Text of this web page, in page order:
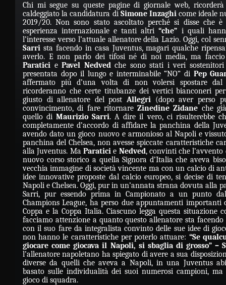
Chi mi segue su queste pagine di giornale web,
caldeggiato la candidatura di Simone Inzaghicome ideale
2019/20. Non sono stato ascoltato perché si disse che
esperienza internazionale e tanti altri“che” i quali
l’interesse verso l’attuale allenatore della Lazio. Oggi, col
Sarri sta facendo in casa Juventus, magari qualche
averlo. E non parlo dei tifosi né di noi media, ma
Paratici ePavel Nedvedche sono stati i veri sostenitori
presentata dopo il lungo e interminabile “NO” di Pep
affermato più d’una volta di non volersi spostare dal
ricorderanno che certe titubanze dei vertici bianconeri
giusto di allenatore del postAllegri (dopo aver perso
convincimento, di fare ritornareZinedine Zidane che
quello diMaurizio Sarri. A dire il vero, ci risulterebbe
completamente d’accordo di affidare la panchina della
avendo dato un gioco nuovo e armonioso al Napoli e
panchina del Chelsea, non avesse spiccate caratteristiche
alla Juventus. Ma Paraticie Nedved, convinti che
nuovo corso storico a quella Signora d’Italia che aveva
vecchia immagine di società vincente ma con un calcio di
idee innovative proposte dal calcio europeo, si decise di
Napoli e Chelsea. Oggi, pur in un’annata strana dovuta alla
Sarri, pur essendo prima in Campionato a un punto
Champions League, ha perso due appuntamenti importanti
Coppa e la Coppa Italia. Ciascuno legga questa situazione
facciamo attenzione a quanto questo allenatore sta facendo
con il suo fare da integralista convinto delle sue idee di
non hanno le caratteristiche per poterlo attuare: “Se
giocare come giocava il Napoli, si sbaglia di grosso” –
l’allenatore napoletano ha spiegato di avere a sua
diverse da quelli che aveva a Napoli, in una Juventus
basato sulle individualità dei suoi numerosi campioni,
gioco di squadra.